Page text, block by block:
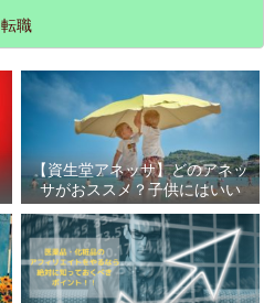
転職
【資生堂アネッサ】どのアネッ
サがおススメ？子供にはいい
の？